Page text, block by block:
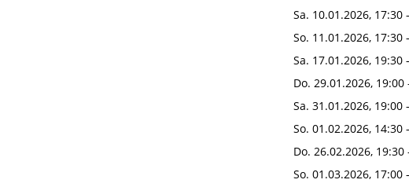
Sa. 10.01.2026,
So. 11.01.2026,
Sa. 17.01.2026,
Do. 29.01.2026,
Sa. 31.01.2026,
So. 01.02.2026,
Do. 26.02.2026,
So. 01.03.2026,